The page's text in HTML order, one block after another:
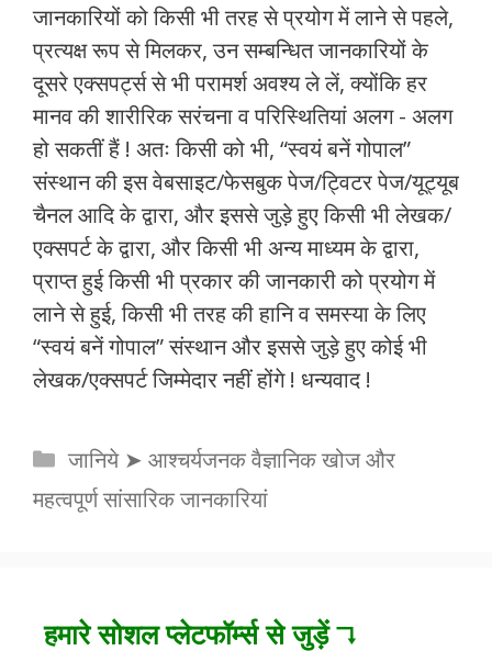
जानकारियों को किसी भी तरह से प्रयोग में लाने से पहले,
प्रत्यक्ष रूप से मिलकर, उन सम्बन्धित जानकारियों के
दूसरे एक्सपर्ट्स से भी परामर्श अवश्य ले लें, क्योंकि हर
मानव की शारीरिक सरंचना व परिस्थितियां अलग - अलग
हो सकतीं हैं ! अतः किसी को भी, “स्वयं बनें गोपाल”
संस्थान की इस वेबसाइट/फेसबुक पेज/ट्विटर पेज/यूट्यूब
चैनल आदि के द्वारा, और इससे जुड़े हुए किसी भी लेखक/
एक्सपर्ट के द्वारा, और किसी भी अन्य माध्यम के द्वारा,
प्राप्त हुई किसी भी प्रकार की जानकारी को प्रयोग में
लाने से हुई, किसी भी तरह की हानि व समस्या के लिए
“स्वयं बनें गोपाल” संस्थान और इससे जुड़े हुए कोई भी
लेखक/एक्सपर्ट जिम्मेदार नहीं होंगे ! धन्यवाद !
Categories
जानिये ➤ आश्चर्यजनक वैज्ञानिक खोज और
महत्वपूर्ण सांसारिक जानकारियां
हमारे सोशल प्लेटफॉर्म्स से जुड़ें ↴